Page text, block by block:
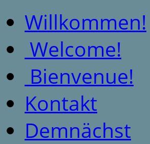
Willkommen!
Welcome!
Bienvenue!
Kontakt
Demnächst